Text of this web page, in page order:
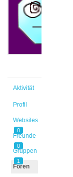
Aktivität
Profil
Websites
0
Freunde
0
Gruppen
1
Foren